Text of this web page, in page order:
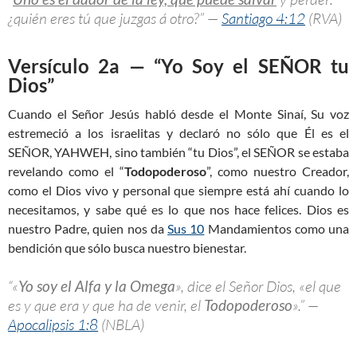
¿quién eres tú que juzgas á otro?” — Santiago 4:12 (RVA)
Versículo 2a — “Yo Soy el SEÑOR tu
Dios”
Cuando el Señor Jesús habló desde el Monte Sinaí, Su voz
estremeció a los israelitas y declaró no sólo que Él es el
SEÑOR, YAHWEH, sino también “tu Dios”, el SEÑOR se estaba
revelando como el “Todopoderoso”, como nuestro Creador,
como el Dios vivo y personal que siempre está ahí cuando lo
necesitamos, y sabe qué es lo que nos hace felices. Dios es
nuestro Padre, quien nos daSus 10 Mandamientos como una
bendición que sólo busca nuestro bienestar.
“«Yo soy el Alfa y la Omega», dice el Señor Dios, «el que
es y que era y que ha de venir, el Todopoderoso».” —
Apocalipsis 1:8 (NBLA)